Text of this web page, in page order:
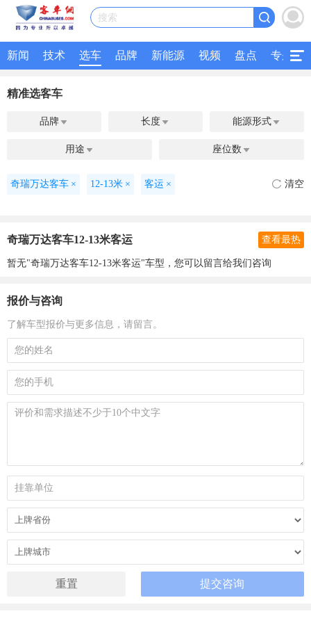
搜索
新闻 技术 选车 品牌 新能源 视频 盘点 专题
精准选客车
品牌  长度  能源形式 
用途  座位数 
奇瑞万达客车 × 12-13米 × 客运 × 清空
奇瑞万达客车12-13米客运 查看最热
暂无"奇瑞万达客车12-13米客运"车型，您可以留言给我们咨询
报价与咨询
了解车型报价与更多信息，请留言。